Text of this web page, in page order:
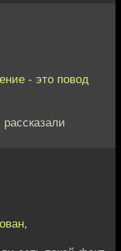
- это повод